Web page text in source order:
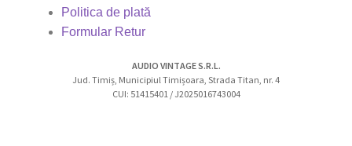
Politica de plată
Formular Retur
AUDIO VINTAGE S.R.L.
Jud. Timiș, Municipiul Timișoara, Strada Titan, nr. 4
CUI: 51415401 / J2025016743004